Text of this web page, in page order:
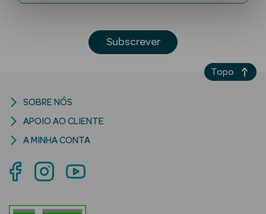
Solares
Rosto
Lábios
Subscrever
SOBRE NÓS
APOIO AO CLIENTE
A MINHA CONTA
Topo